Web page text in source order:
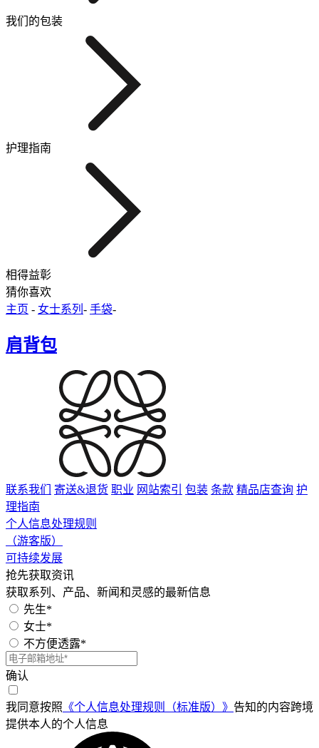
我们的包装
护理指南
相得益彰
猜你喜欢
主页 - 女士系列 - 手袋-
肩背包
联系我们 寄送&退货 职业 网站索引 包装 条款 精品店查询 护
理指南
个人信息处理规则
（游客版）
可持续发展
抢先获取资讯
获取系列、产品、新闻和灵感的最新信息
先生*
女士*
不方便透露*
确认
我同意按照 《个人信息处理规则（标准版）》 告知的内容跨境
提供本人的个人信息